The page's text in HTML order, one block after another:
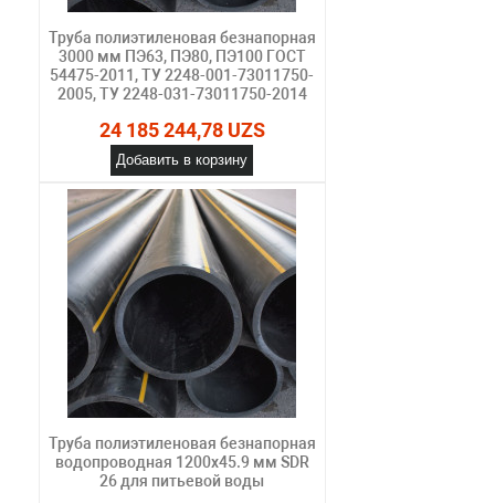
Труба полиэтиленовая безнапорная
3000 мм ПЭ63, ПЭ80, ПЭ100 ГОСТ
54475-2011, ТУ 2248-001-73011750-
2005, ТУ 2248-031-73011750-2014
24 185 244,78 UZS
Добавить в корзину
Труба полиэтиленовая безнапорная
водопроводная 1200х45.9 мм SDR
26 для питьевой воды